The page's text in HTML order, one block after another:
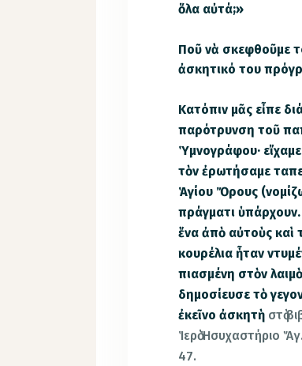
ὅλα αὐτά;»
Ποῦ νὰ σκεφθοῦμε
ἀσκητικό του
Κατόπιν μᾶς εἶπε
παρότρυνση τοῦ
Ὑμνογράφου·
τὸν ἐρωτήσαμε
Ἁγίου Ὄρους
πράγματι ὑπάρχουν.
ἕνα ἀπὸ αὐτοὺς καὶ
κουρέλια ἦταν
πιασμένη στὸν
δημοσίευσε τὸ
ἐκεῖνο ἀσκητὴ στὸ
Ἱερὸ Ἡσυχαστήριο
47.